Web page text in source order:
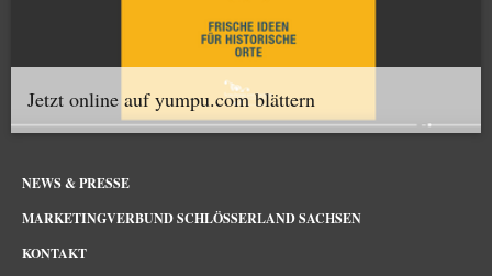
Jetzt online auf yumpu.com blättern
NEWS & PRESSE
MARKETINGVERBUND SCHLÖSSERLAND SACHSEN
KONTAKT